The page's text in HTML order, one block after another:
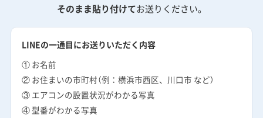
そのまま貼り付けてお送りください。
LINEの一通目にお送りいただく内容
① お名前
② お住まいの市町村（例：横浜市西区、川口市 など）
③ エアコンの設置状況がわかる写真
④ 型番がわかる写真